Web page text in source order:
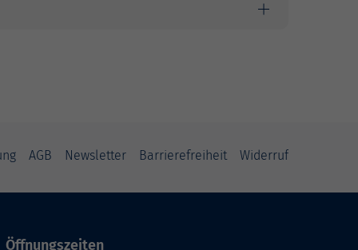
AGB Newsletter Barrierefreiheit Widerruf
Öffnungszeiten